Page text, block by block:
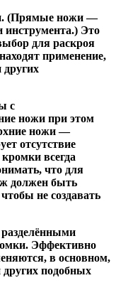
(Прямые ножи —
инструмента.) Это
для раскроя
применение,
с
ножи при этом
ножи —
отсутствие
всегда
что для
должен быть
не создавать
Эффективно
в основном,
других подобных